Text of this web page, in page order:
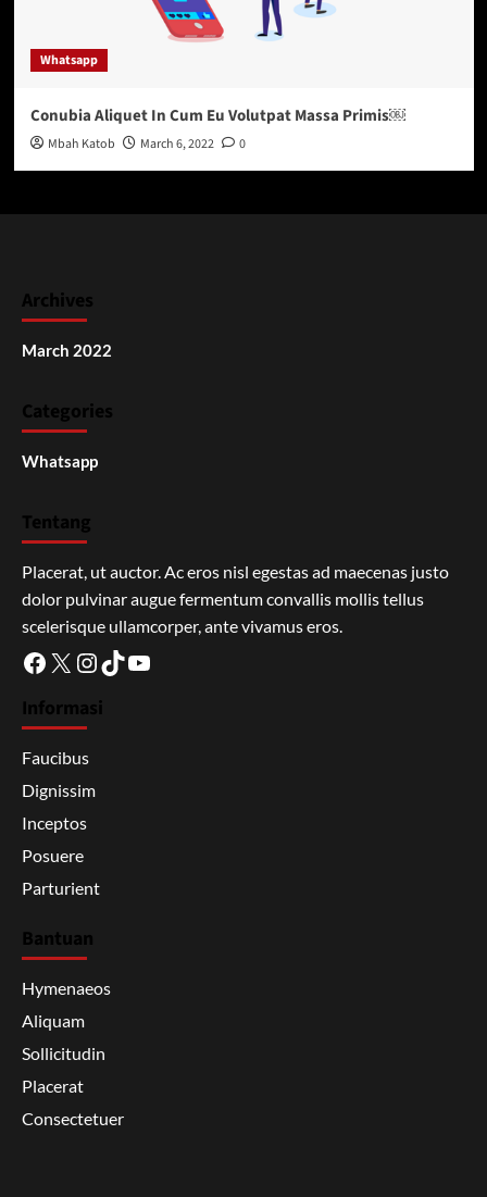
Whatsapp
Conubia Aliquet In Cum Eu Volutpat Massa Primis￼
Mbah Katob March 6, 2022 0
Archives
March 2022
Categories
Whatsapp
Tentang
Placerat, ut auctor. Ac eros nisl egestas ad maecenas justo
dolor pulvinar augue fermentum convallis mollis tellus
scelerisque ullamcorper, ante vivamus eros.
Facebook
X Instagram
TikTokYouTube
Informasi
Faucibus
Dignissim
Inceptos
Posuere
Parturient
Bantuan
Hymenaeos
Aliquam
Sollicitudin
Placerat
Consectetuer